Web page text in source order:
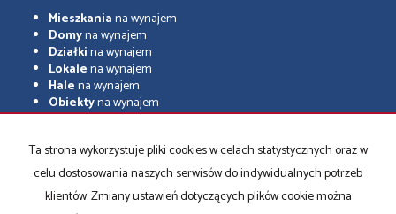
Mieszkaniana wynajem
Domyna wynajem
Działkina wynajem
Lokalena wynajem
Halena wynajem
Obiektyna wynajem
Mieszkania
na sprzedaż
Domyna sprzedaż
Działkina sprzedaż
Ta strona wykorzystuje pliki cookies w celach statystycznych oraz w
celu dostosowania naszych serwisów do indywidualnych potrzeb
klientów. Zmiany ustawień dotyczących plików cookie można